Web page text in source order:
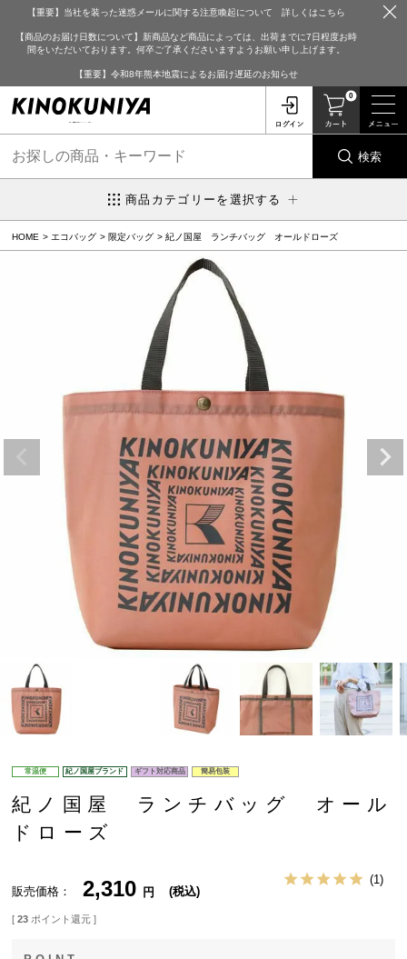
【重要】当社を装った迷惑メールに関する注意喚起について 詳しくはこちら
【商品のお届け日数について】新商品など商品によっては、出荷までに7日程度お時
間をいただいております。何卒ご了承くださいますようお願い申し上げます。
【重要】令和8年熊本地震によるお届け遅延のお知らせ
0
検索
商品カテゴリーを選択する
HOME エコバッグ 限定バッグ 紀ノ国屋 ランチバッグ オールドローズ
常温便 紀ノ国屋ブランド ギフト対応商品 簡易包装
紀ノ国屋 ランチバッグ オール
ドローズ
販売価格 2,310 税込
1
[ 23 ポイント還元 ]